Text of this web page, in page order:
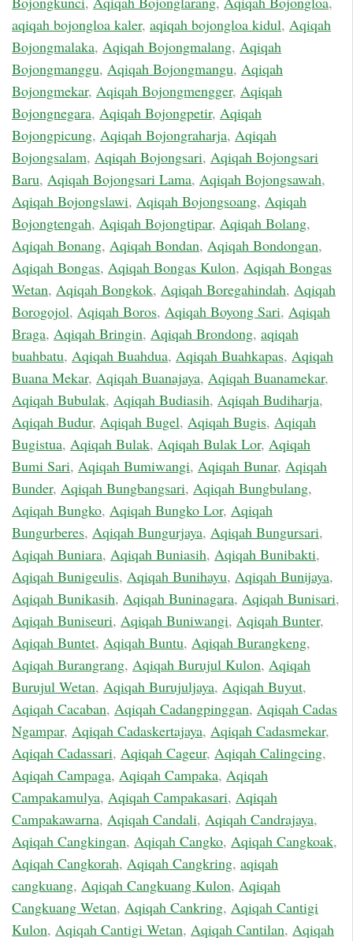
aqiqah bojongloa kaler, aqiqah bojongloa kidul, Aqiqah
Bojongmalaka, Aqiqah Bojongmalang, Aqiqah
Bojongmanggu, Aqiqah Bojongmangu, Aqiqah
Bojongmekar, Aqiqah Bojongmengger, Aqiqah
Bojongnegara, Aqiqah Bojongpetir, Aqiqah
Bojongpicung, Aqiqah Bojongraharja, Aqiqah
Bojongsalam, Aqiqah Bojongsari, Aqiqah Bojongsari
Baru, Aqiqah Bojongsari Lama, Aqiqah Bojongsawah,
Aqiqah Bojongslawi, Aqiqah Bojongsoang, Aqiqah
Bojongtengah, Aqiqah Bojongtipar, Aqiqah Bolang,
Aqiqah Bonang, Aqiqah Bondan, Aqiqah Bondongan,
Aqiqah Bongas, Aqiqah Bongas Kulon, Aqiqah Bongas
Wetan, Aqiqah Bongkok, Aqiqah Boregahindah, Aqiqah
Borogojol, Aqiqah Boros, Aqiqah Boyong Sari, Aqiqah
Braga, Aqiqah Bringin, Aqiqah Brondong, aqiqah
buahbatu, Aqiqah Buahdua, Aqiqah Buahkapas, Aqiqah
Buana Mekar, Aqiqah Buanajaya, Aqiqah Buanamekar,
Aqiqah Bubulak, Aqiqah Budiasih, Aqiqah Budiharja,
Aqiqah Budur, Aqiqah Bugel, Aqiqah Bugis, Aqiqah
Bugistua, Aqiqah Bulak, Aqiqah Bulak Lor, Aqiqah
Bumi Sari, Aqiqah Bumiwangi, Aqiqah Bunar, Aqiqah
Bunder, Aqiqah Bungbangsari, Aqiqah Bungbulang,
Aqiqah Bungko, Aqiqah Bungko Lor, Aqiqah
Bungurberes, Aqiqah Bungurjaya, Aqiqah Bungursari,
Aqiqah Buniara, Aqiqah Buniasih, Aqiqah Bunibakti,
Aqiqah Bunigeulis, Aqiqah Bunihayu, Aqiqah Bunijaya,
Aqiqah Bunikasih, Aqiqah Buninagara, Aqiqah Bunisari,
Aqiqah Buniseuri, Aqiqah Buniwangi, Aqiqah Bunter,
Aqiqah Buntet, Aqiqah Buntu, Aqiqah Burangkeng,
Aqiqah Burangrang, Aqiqah Burujul Kulon, Aqiqah
Burujul Wetan, Aqiqah Burujuljaya, Aqiqah Buyut,
Aqiqah Cacaban, Aqiqah Cadangpinggan, Aqiqah Cadas
Ngampar, Aqiqah Cadaskertajaya, Aqiqah Cadasmekar,
Aqiqah Cadassari, Aqiqah Cageur, Aqiqah Calingcing,
Aqiqah Campaga, Aqiqah Campaka, Aqiqah
Campakamulya, Aqiqah Campakasari, Aqiqah
Campakawarna, Aqiqah Candali, Aqiqah Candrajaya,
Aqiqah Cangkingan, Aqiqah Cangko, Aqiqah Cangkoak,
Aqiqah Cangkorah, Aqiqah Cangkring, aqiqah
cangkuang, Aqiqah Cangkuang Kulon, Aqiqah
Cangkuang Wetan, Aqiqah Cankring, Aqiqah Cantigi
Kulon, Aqiqah Cantigi Wetan, Aqiqah Cantilan, Aqiqah